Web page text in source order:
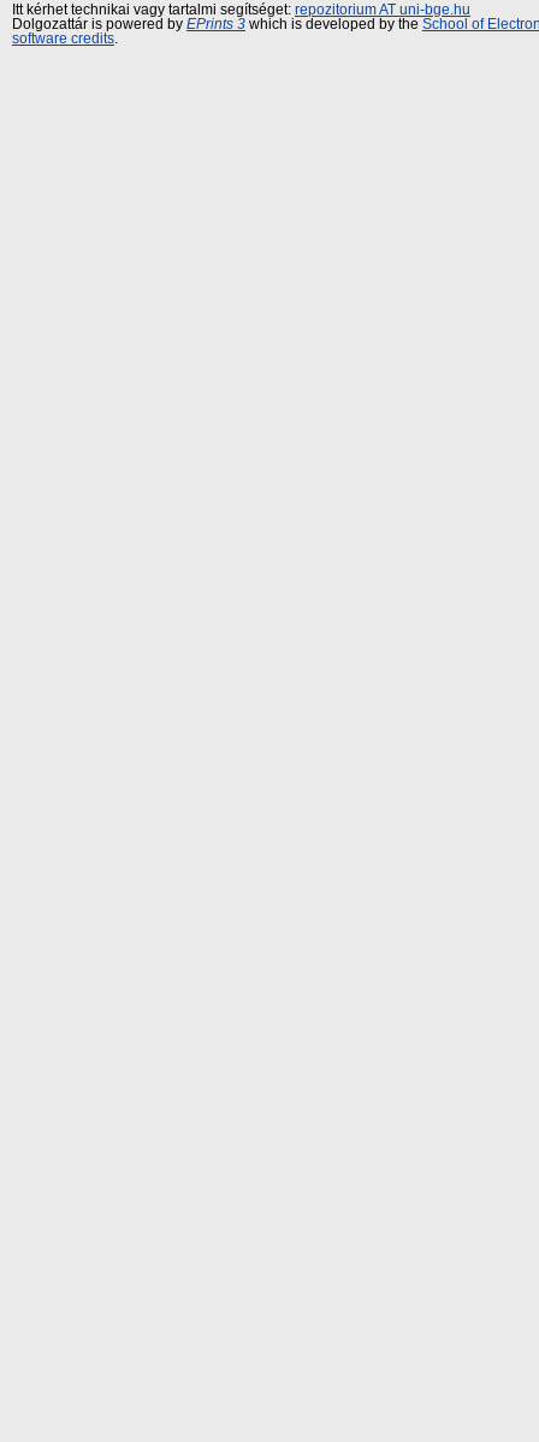
Itt kérhet technikai vagy tartalmi segítséget: repozitorium AT uni-bge.hu
Dolgozattár is powered by EPrints 3 which is developed by the School of
software credits